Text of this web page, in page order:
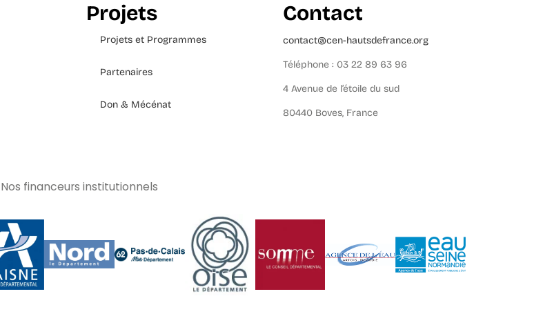
Projets
Projets et Programmes
Partenaires
Don & Mécénat
Contact
contact@cen-hautsdefrance.org
Téléphone : 03 22 89 63 96
4 Avenue de l’étoile du sud
80440 Boves, France
Nos financeurs institutionnels